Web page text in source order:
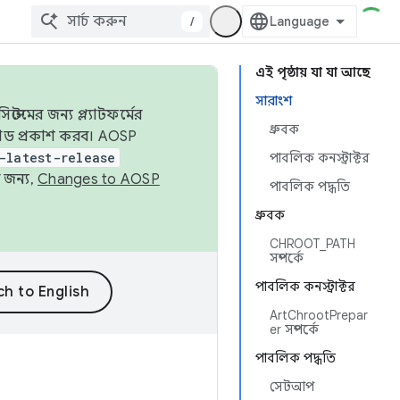
/
এই পৃষ্ঠায় যা যা আছে
সারাংশ
ধ্রুবক
পাবলিক কনস্ট্রাক্টর
পাবলিক পদ্ধতি
ধ্রুবক
CHROOT_PATH
সম্পর্কে
পাবলিক কনস্ট্রাক্টর
ArtChrootPrepar
er সম্পর্কে
পাবলিক পদ্ধতি
সেটআপ
জন্য প্ল্যাটফর্মের
প্রকাশ করব। AOSP
latest-release
জন্য, Changes to AOSP